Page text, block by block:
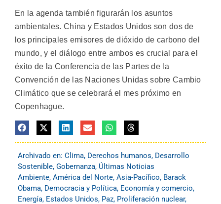
En la agenda también figurarán los asuntos
ambientales. China y Estados Unidos son dos de
los principales emisores de dióxido de carbono del
mundo, y el diálogo entre ambos es crucial para el
éxito de la Conferencia de las Partes de la
Convención de las Naciones Unidas sobre Cambio
Climático que se celebrará el mes próximo en
Copenhague.
Archivado en: Clima, Derechos humanos, Desarrollo
Sostenible, Gobernanza, Últimas Noticias
Ambiente, América del Norte, Asia-Pacífico, Barack
Obama, Democracia y Política, Economía y comercio,
Energía, Estados Unidos, Paz, Proliferación nuclear,